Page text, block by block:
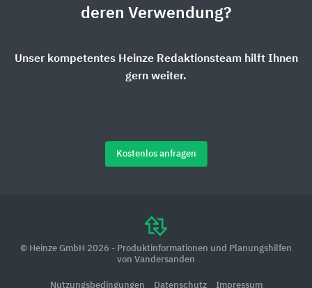
deren Verwendung?
Unser kompetentes Heinze Redaktionsteam hilft Ihnen
gern weiter.
Kostenlos anfragen
© Heinze GmbH 2026 - Produktinformationen und Planungshilfen
von Vandersanden
Nutzungsbedingungen Datenschutz Impressum